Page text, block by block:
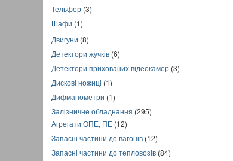
Тельфер (3)
Шафи (1)
Двигуни (8)
Детектори жучків (6)
Детектори прихованих відеокамер (3)
Дискові ножиці (1)
Дифманометри (1)
Залізничне обладнання (295)
Агрегати ОПЕ, ПЕ (12)
Запасні частини до вагонів (12)
Запасні частини до тепловозів (84)